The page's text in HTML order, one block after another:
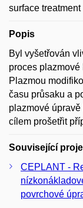
surface treatment
Popis
Byl vyšetřován
proces
Plazmou
času průsaku a
plazmové
cílem prošetřit
Související
CEPLANT -
povrchové